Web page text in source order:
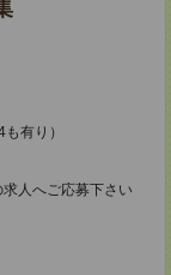
有り）
人へご応募下さい